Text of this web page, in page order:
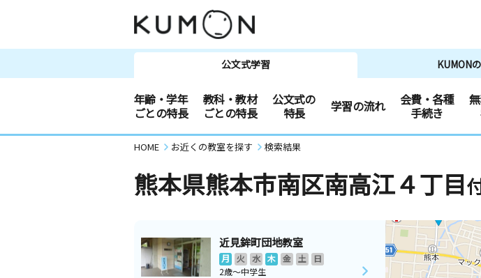
公文式学習 KUMON
年齢・学年
ごとの特長
教科・教材
ごとの特長
公文式の
特長
学習の流れ
会費・各種
手続き
HOME お近くの教室を探す 検索結果
熊本県熊本市南区南高江４丁目
近見鉾町団地教室
月 火 水 木 金 土
日
2歳～中学生